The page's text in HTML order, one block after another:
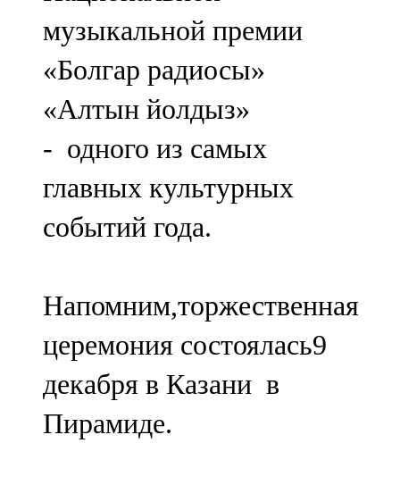
Минзәлә
107,3 FM
Мөслим
100,0 FM
Нурлат
104,7 FM
71,42 FM
Сарман
107,8 FM
Теләче
музыкальной премии
«Болгар радиосы»
«Алтын йолдыз»
- одного из самых
главных культурных
событий года.
Напомним,торжественная
церемония состоялась9
декабря в Казани в
Пирамиде.